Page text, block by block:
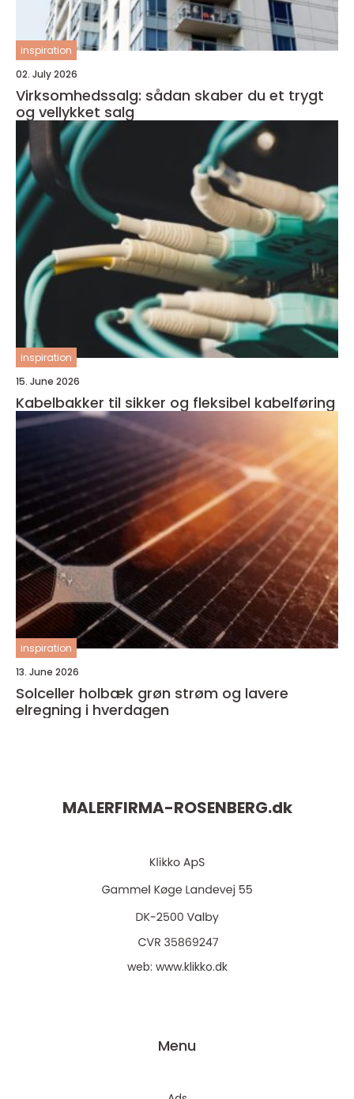
inspiration
02. July 2026
Virksomhedssalg: sådan skaber du et trygt
og vellykket salg
inspiration
15. June 2026
Kabelbakker til sikker og fleksibel kabelføring
inspiration
13. June 2026
Solceller holbæk grøn strøm og lavere
elregning i hverdagen
MALERFIRMA-ROSENBERG.dk
web: www.klikko.dk
Menu